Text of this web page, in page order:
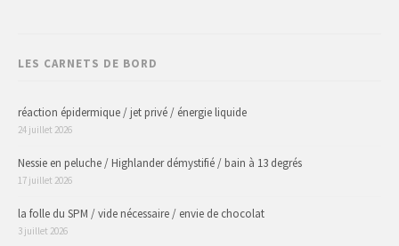
LES CARNETS DE BORD
réaction épidermique / jet privé / énergie liquide
24 juillet 2026
Nessie en peluche / Highlander démystifié / bain à 13 degrés
17 juillet 2026
la folle du SPM / vide nécessaire / envie de chocolat
3 juillet 2026